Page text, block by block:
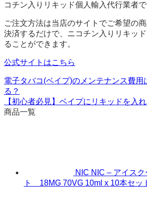
コチン入りリキッド個人輸入代行業者で
ご注文方法は当店のサイトでご希望の
決済するだけで、ニコチン入りリキッ
ることができます。
公式サイトはこちら
電子タバコ(ベイプ)のメンテナンス費用
る？
【初心者必見】ベイプにリキッドを入
商品一覧
NIC NIC – アイス
ト 18MG 70VG 10ml x 10本セッ